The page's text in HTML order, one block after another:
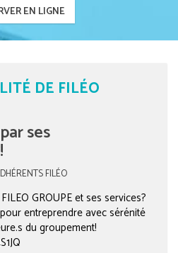
EN LIGNE
DE FILÉO
ses
FILÉO
GROUPE et ses services?
entreprendre avec sérénité
du groupement!